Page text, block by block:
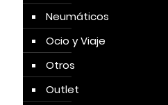
Neumáticos
Ocio y Viaje
Otros
Outlet